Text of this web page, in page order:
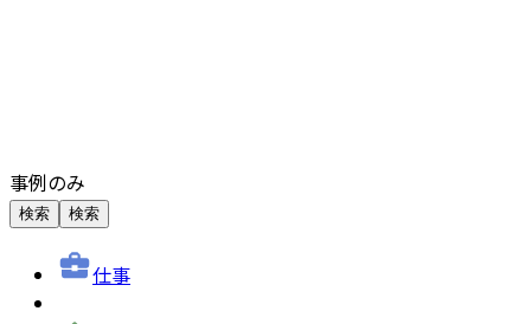
事例のみ
検索 検索
仕事